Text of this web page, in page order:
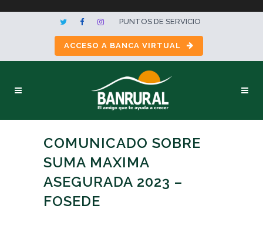
PUNTOS DE SERVICIO
ACCESO A BANCA VIRTUAL
COMUNICADO SOBRE
SUMA MAXIMA
ASEGURADA 2023 –
FOSEDE